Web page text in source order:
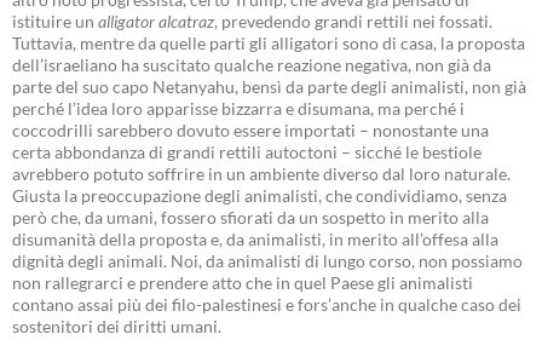
istituire un alligator alcatraz, prevedendo grandi rettili nei fossati.
Tuttavia, mentre da quelle parti gli alligatori sono di casa, la proposta
dell’israeliano ha suscitato qualche reazione negativa, non già da
parte del suo capo Netanyahu, bensì da parte degli animalisti, non già
perché l’idea loro apparisse bizzarra e disumana, ma perché i
coccodrilli sarebbero dovuto essere importati – nonostante una
certa abbondanza di grandi rettili autoctoni – sicché le bestiole
avrebbero potuto soffrire in un ambiente diverso dal loro naturale.
Giusta la preoccupazione degli animalisti, che condividiamo, senza
però che, da umani, fossero sfiorati da un sospetto in merito alla
disumanità della proposta e, da animalisti, in merito all’offesa alla
dignità degli animali. Noi, da animalisti di lungo corso, non possiamo
non rallegrarci e prendere atto che in quel Paese gli animalisti
contano assai più dei filo-palestinesi e fors’anche in qualche caso dei
sostenitori dei diritti umani.